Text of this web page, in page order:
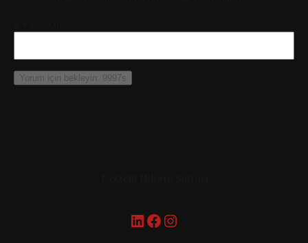
LinkedIn Facebook Instagram